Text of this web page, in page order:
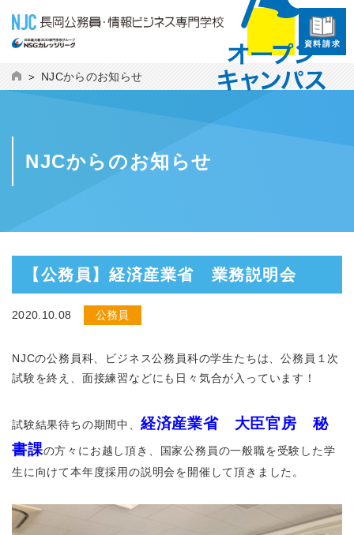
資料請求
NJCからのお知らせ
NJCからのお知らせ
【公務員】経済産業省 業務説明会
2020.10.08 公務員
NJCの公務員科、ビジネス公務員科の学生たちは、公務員１次
試験を終え、面接練習などにも日々気合が入っています！
試験結果待ちの期間中、 経済産業省 大臣官房 秘
書課の方々にお越し頂き、国家公務員の一般職を受験した学
生に向けて本年度採用の説明会を開催して頂きました。